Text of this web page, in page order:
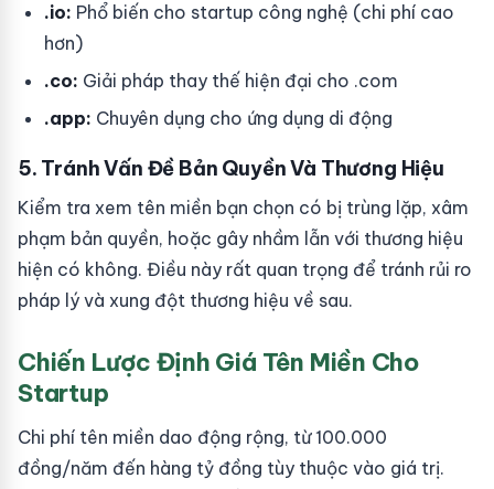
.io: Phổ biến cho startup công nghệ (chi phí cao
hơn)
.co: Giải pháp thay thế hiện đại cho .com
.app: Chuyên dụng cho ứng dụng di động
5. Tránh Vấn Đề Bản Quyền Và Thương Hiệu
Kiểm tra xem tên miền bạn chọn có bị trùng lặp, xâm
phạm bản quyền, hoặc gây nhầm lẫn với thương hiệu
hiện có không. Điều này rất quan trọng để tránh rủi ro
pháp lý và xung đột thương hiệu về sau.
Chiến Lược Định Giá Tên Miền Cho
Startup
Chi phí tên miền dao động rộng, từ 100.000
đồng/năm đến hàng tỷ đồng tùy thuộc vào giá trị.